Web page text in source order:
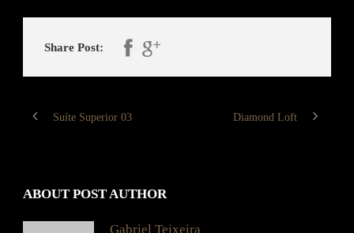
Share Post:
Suíte Superior 03 Diamond Loft
ABOUT POST AUTHOR
Gabriel Teixeira